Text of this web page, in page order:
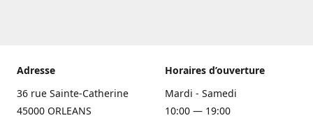
Adresse
36 rue Sainte-Catherine
45000 ORLEANS
Horaires d’ouverture
Mardi - Samedi
10:00 — 19:00